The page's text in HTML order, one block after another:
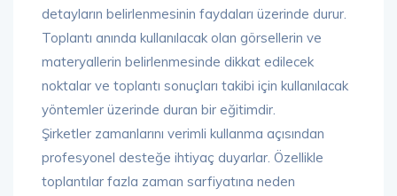
detayların belirlenmesinin faydaları üzerinde durur.
Toplantı anında kullanılacak olan görsellerin ve
materyallerin belirlenmesinde dikkat edilecek
noktalar ve toplantı sonuçları takibi için kullanılacak
yöntemler üzerinde duran bir eğitimdir.
Şirketler zamanlarını verimli kullanma açısından
profesyonel desteğe ihtiyaç duyarlar. Özellikle
toplantılar fazla zaman sarfiyatına neden